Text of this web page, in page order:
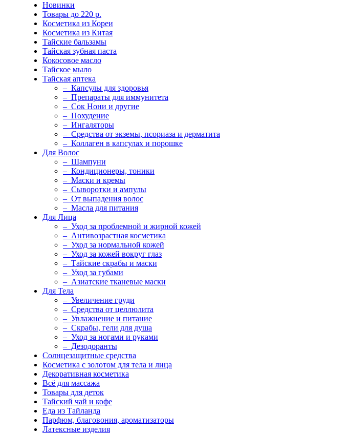
Новинки
Товары до 220 р.
Косметика из Кореи
Косметика из Китая
Тайские бальзамы
Тайская зубная паста
Кокосовое масло
Тайское мыло
Тайская аптека
– Капсулы для здоровья
– Препараты для иммунитета
– Сок Нони и другие
– Похудение
– Ингаляторы
– Средства от экземы, псориаза и дерматита
– Коллаген в капсулах и порошке
Для Волос
– Шампуни
– Кондиционеры, тоники
– Маски и кремы
– Сыворотки и ампулы
– От выпадения волос
– Масла для питания
Для Лица
– Уход за проблемной и жирной кожей
– Антивозрастная косметика
– Уход за нормальной кожей
– Уход за кожей вокруг глаз
– Тайские скрабы и маски
– Уход за губами
– Азиатские тканевые маски
Для Тела
– Увеличение груди
– Средства от целлюлита
– Увлажнение и питание
– Скрабы, гели для душа
– Уход за ногами и руками
– Дезодоранты
Солнцезащитные средства
Косметика с золотом для тела и лица
Декоративная косметика
Всё для массажа
Товары для деток
Тайский чай и кофе
Еда из Тайланда
Парфюм, благовония, ароматизаторы
Латексные изделия